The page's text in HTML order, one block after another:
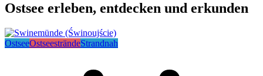
Ostsee erleben, entdecken und erkunden
OstseeOstseesträndeStrandnah